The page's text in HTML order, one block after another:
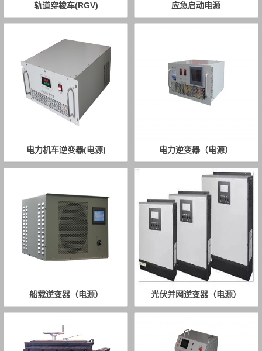
轨道穿梭车(RGV) 应急启动电源
电力机车逆变器(电源) 电力逆变器（电源）
船载逆变器（电源） 光伏并网逆变器（电源）